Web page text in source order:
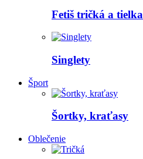
Fetiš tričká a tielka
Singlety
Šport
Šortky, kraťasy
Oblečenie